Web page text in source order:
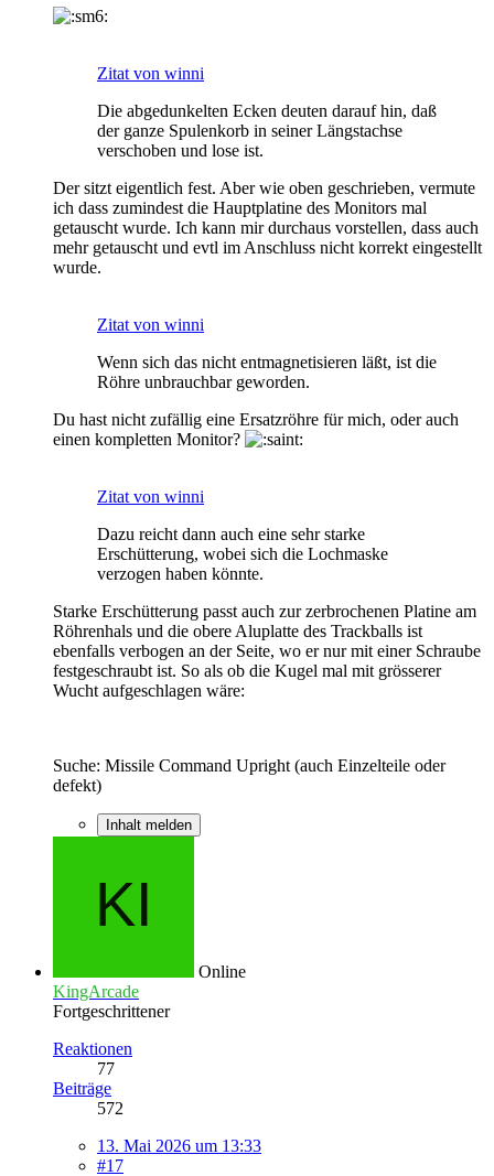
Zitat von winni
Die abgedunkelten Ecken deuten darauf hin, daß
der ganze Spulenkorb in seiner Längstachse
verschoben und lose ist.
Der sitzt eigentlich fest. Aber wie oben geschrieben, vermute
ich dass zumindest die Hauptplatine des Monitors mal
getauscht wurde. Ich kann mir durchaus vorstellen, dass auch
mehr getauscht und evtl im Anschluss nicht korrekt eingestellt
wurde.
Zitat von winni
Wenn sich das nicht entmagnetisieren läßt, ist die
Röhre unbrauchbar geworden.
Du hast nicht zufällig eine Ersatzröhre für mich, oder auch
einen kompletten Monitor?
Zitat von winni
Dazu reicht dann auch eine sehr starke
Erschütterung, wobei sich die Lochmaske
verzogen haben könnte.
Starke Erschütterung passt auch zur zerbrochenen Platine am
Röhrenhals und die obere Aluplatte des Trackballs ist
ebenfalls verbogen an der Seite, wo er nur mit einer Schraube
festgeschraubt ist. So als ob die Kugel mal mit grösserer
Wucht aufgeschlagen wäre:
Suche: Missile Command Upright (auch Einzelteile oder
defekt)
Inhalt melden
Online
KingArcade
Fortgeschrittener
Reaktionen
77
Beiträge
572
13. Mai 2026 um 13:33
#17